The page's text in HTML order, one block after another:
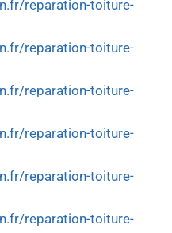
reparation-toiture-
reparation-toiture-
reparation-toiture-
reparation-toiture-
reparation-toiture-
reparation-toiture-